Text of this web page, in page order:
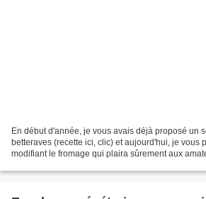
En début d'année, je vous avais déjà proposé un
betteraves (recette ici, clic) et aujourd'hui, je vous
modifiant le fromage qui plaira sûrement aux